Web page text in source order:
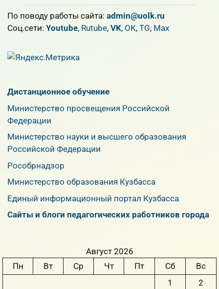
По поводу работы сайта: admin@uolk.ru
Cоц.сети: Youtube, Rutube, VK, OK, TG, Max
Дистанционное обучение
Министерство просвещения Российской
Федерации
Министерство науки и высшего образования
Российской Федерации
Рособрнадзор
Министерство образования Кузбасса
Единый информационный портал Кузбасса
Сайты и блоги педагогических работников города
Август 2026
Пн
Вт Ср Чт Пт Сб
Вс
1
2